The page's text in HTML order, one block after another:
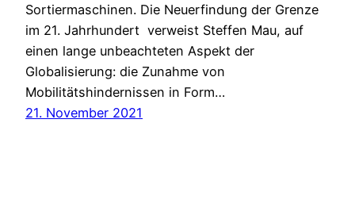
Sortiermaschinen. Die Neuerfindung der Grenze
im 21. Jahrhundert verweist Steffen Mau, auf
einen lange unbeachteten Aspekt der
Globalisierung: die Zunahme von
Mobilitätshindernissen in Form…
21. November 2021